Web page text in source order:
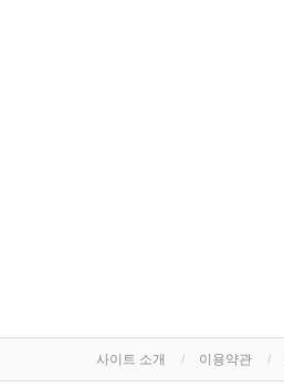
사이트 소개 이용약관